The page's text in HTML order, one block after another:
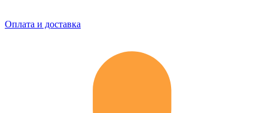
Оплата и доставка